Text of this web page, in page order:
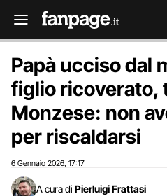
Papà ucciso dal
figlio ricoverato,
Monzese: non
per riscaldarsi
6 Gennaio 2026 17:17
A cura di Pierluigi Frattasi